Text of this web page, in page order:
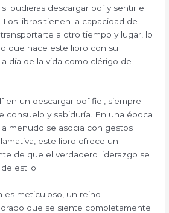
pudieras descargar pdf y sentir el
libros tienen la capacidad de
a otro tiempo y lugar, lo
que hace este libro con su
día de la vida como clérigo de
en un descargar pdf fiel, siempre
consuelo y sabiduría. En una época
menudo se asocia con gestos
este libro ofrece un
de que el verdadero liderazgo se
estilo.
es meticuloso, un reino
que se siente completamente